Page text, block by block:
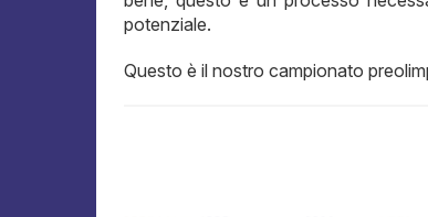
potenziale.
Questo è il nostro campionato